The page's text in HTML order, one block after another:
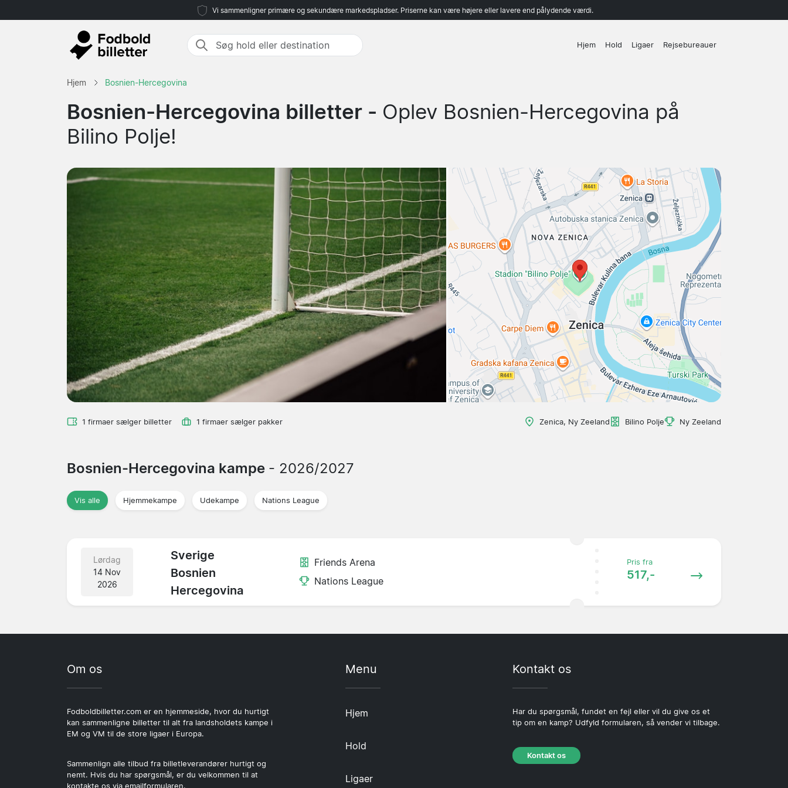
Vi sammenligner primære og sekundære markedspladser. Priserne kan være højere eller lavere end pålydende værdi.
Hjem Hold Ligaer Rejsebureauer
Hjem Bosnien-Hercegovina
Bosnien-Hercegovina billetter - Oplev Bosnien-Hercegovina på
Bilino Polje!
1 firmaer sælger billetter 1 firmaer sælger pakker Zenica, Ny Zeeland Bilino Polje Ny Zeeland
Bosnien-Hercegovina kampe - 2026/2027
Vis alle Hjemmekampe Udekampe Nations League
Lørdag
14 Nov
2026
Sverige
Bosnien
Hercegovina
Friends Arena
Nations League
Pris fra
517,-
Om os
Fodboldbilletter.com er en hjemmeside, hvor du hurtigt
kan sammenligne billetter til alt fra landsholdets kampe i
EM og VM til de store ligaer i Europa.
Sammenlign alle tilbud fra billetleverandører hurtigt og
nemt. Hvis du har spørgsmål, er du velkommen til at
kontakte os via emailformularen.
Menu
Hjem
Hold
Ligaer
Kontakt os
Har du spørgsmål, fundet en fejl eller vil du give os et
tip om en kamp? Udfyld formularen, så vender vi tilbage.
Kontakt os